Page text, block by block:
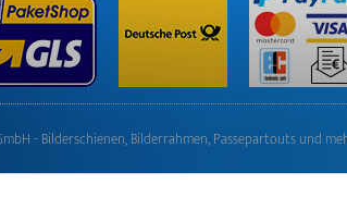
- Bilderschienen, Bilderrahmen, Passepartouts und